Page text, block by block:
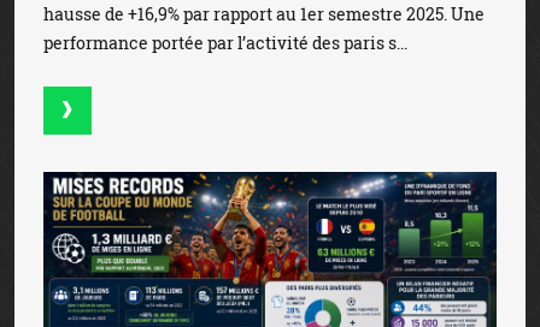
hausse de +16,9% par rapport au 1er semestre 2025. Une
performance portée par l’activité des paris s...